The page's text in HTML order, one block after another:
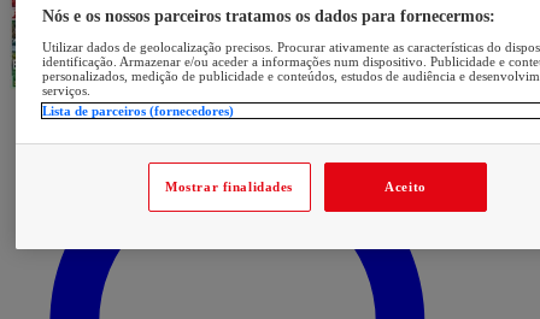
Nós e os nossos parceiros tratamos os dados para fornecermos:
Utilizar dados de geolocalização precisos. Procurar ativamente as características do
identificação. Armazenar e/ou aceder a informações num dispositivo. Publicidade e
personalizados, medição de publicidade e conteúdos, estudos de audiência e
serviços.
Lista de parceiros (fornecedores)
Mostrar finalidades Aceito